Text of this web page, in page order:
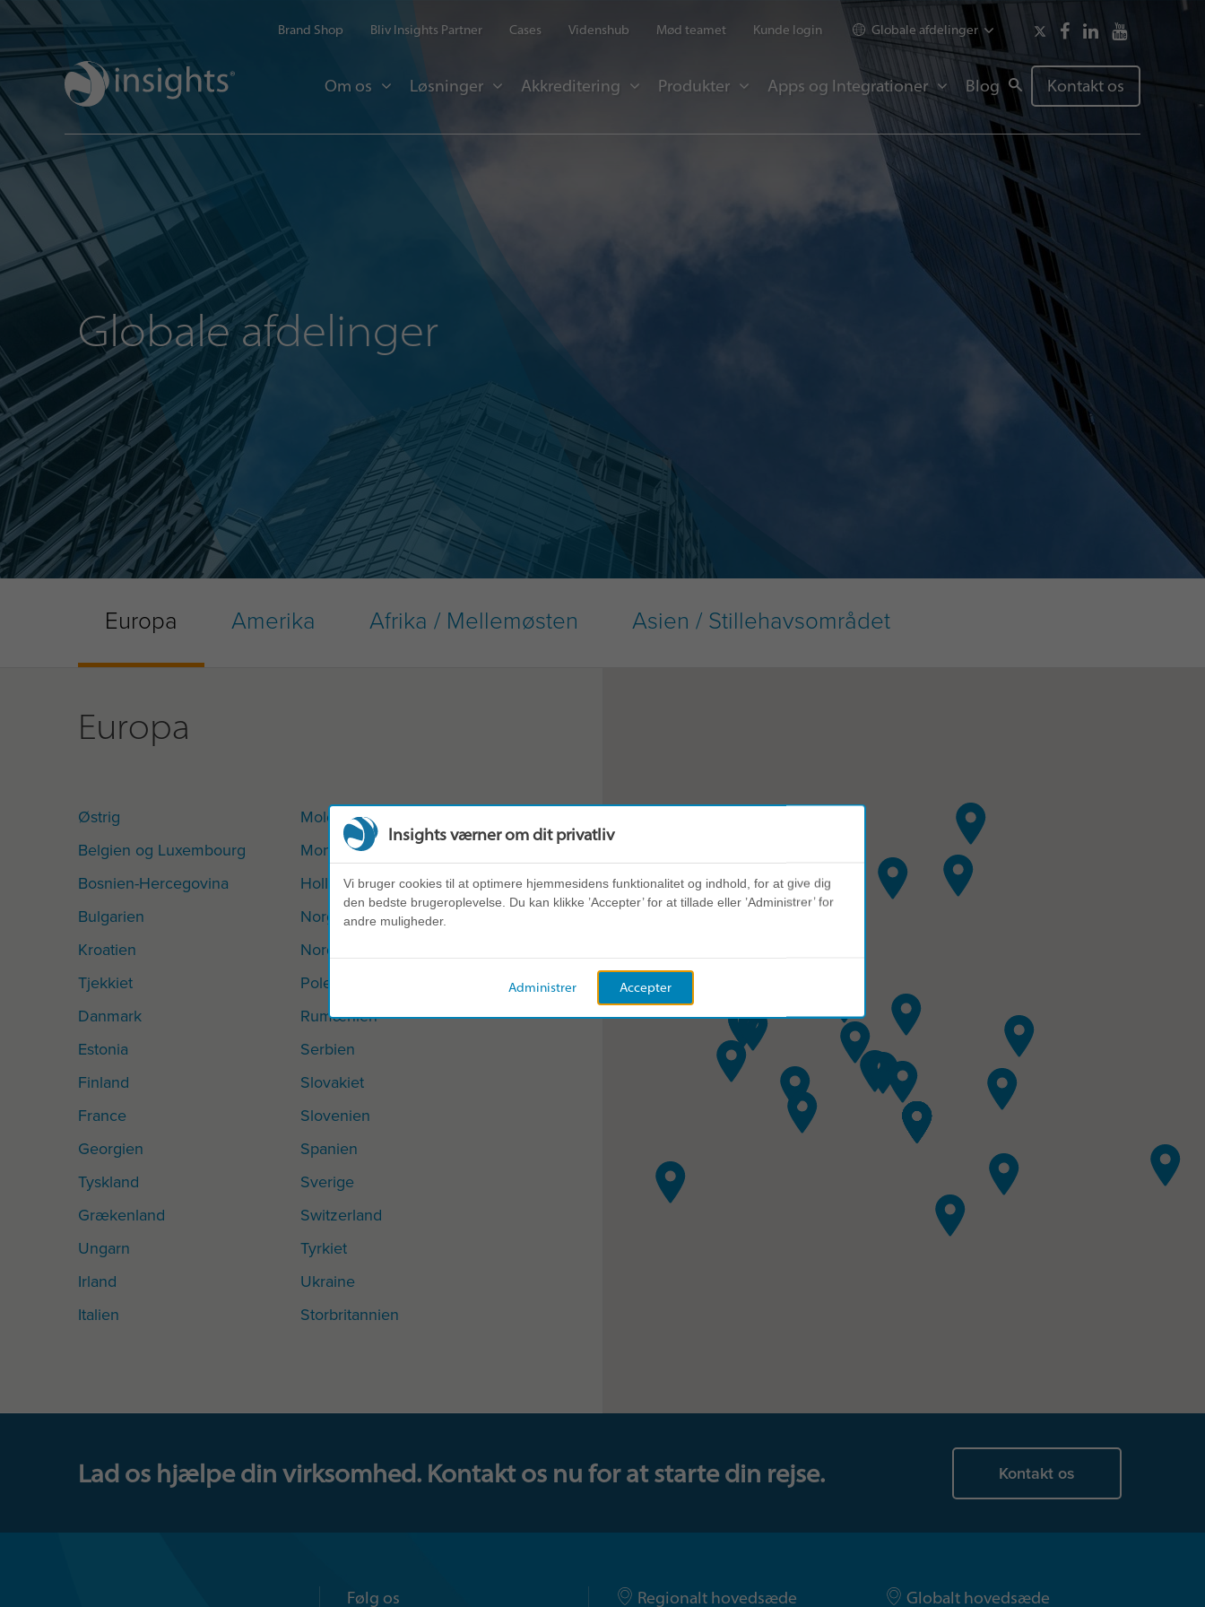
Brand Shop Bliv Insights Partner Cases Videnshub Mød teamet Kunde login Globale afdelinger
Om os Løsninger Akkreditering Produkter Apps og Integrationer Blog Kontakt os
Globale afdelinger
Europa Amerika Afrika / Mellemøsten Asien / Stillehavsområdet
Europa
Østrig
Belgien og Luxembourg
Bosnien-Hercegovina
Bulgarien
Kroatien
Tjekkiet
Danmark
Estonia
Finland
France
Georgien
Tyskland
Grækenland
Ungarn
Irland
Italien
Moldova
Montenegro
Holland
Norge
Nordmakedonien
Polen
Rumænien
Serbien
Slovakiet
Slovenien
Spanien
Sverige
Switzerland
Tyrkiet
Ukraine
Storbritannien
Lad os hjælpe din virksomhed. Kontakt os nu for at starte din rejse. Kontakt os
Følg os Regionalt hovedsæde Globalt hovedsæde
Insights værner om dit privatliv
Vi bruger cookies til at optimere hjemmesidens funktionalitet og indhold, for at give dig
den bedste brugeroplevelse. Du kan klikke ’Accepter’ for at tillade eller ’Administrer’ for
andre muligheder.
Accepter
Administrer